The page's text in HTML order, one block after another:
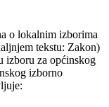
o lokalnim izborima
tekstu: Zakon)
izboru za općinskog
izborno